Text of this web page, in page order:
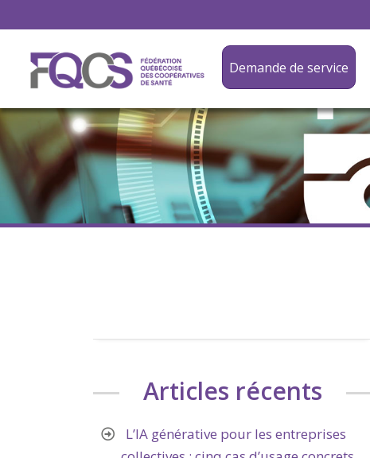
Demande de service
Articles récents
L’IA générative pour les entreprises